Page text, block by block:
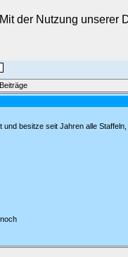
der Nutzung
und besitze seit Jahren alle